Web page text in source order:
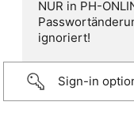
NUR in PH-
ignoriert!
Sign-in